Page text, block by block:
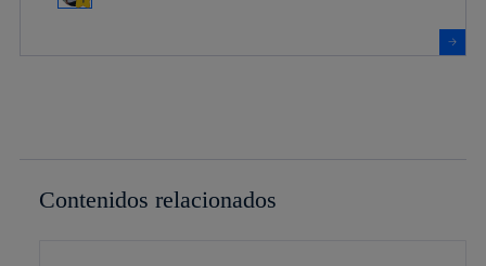
Contenidos relacionados